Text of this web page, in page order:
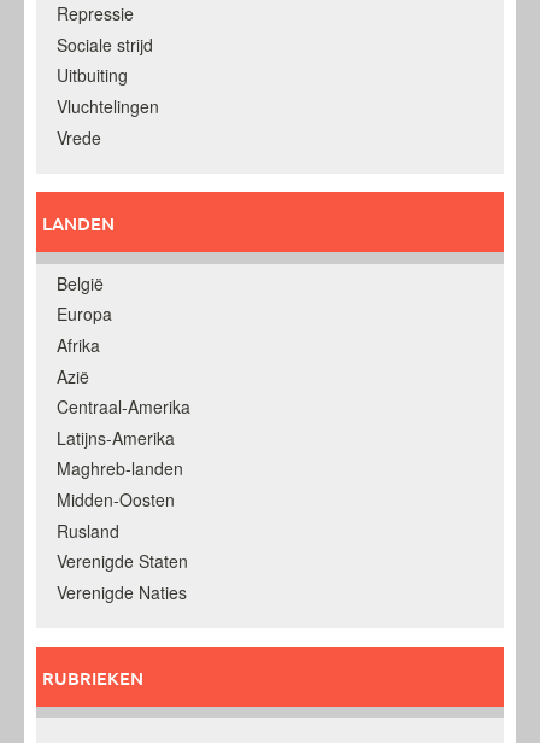
Repressie
Sociale strijd
Uitbuiting
Vluchtelingen
Vrede
LANDEN
België
Europa
Afrika
Azië
Centraal-Amerika
Latijns-Amerika
Maghreb-landen
Midden-Oosten
Rusland
Verenigde Staten
Verenigde Naties
RUBRIEKEN